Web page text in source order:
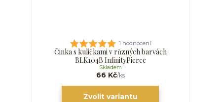
1 hodnocení
Činka s kuličkami v různých barvách
BLK104B InfinityPierce
66 Kč/ks
Skladem
Zvolit variantu